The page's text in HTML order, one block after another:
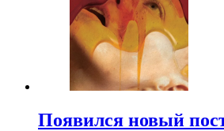
Появился новый